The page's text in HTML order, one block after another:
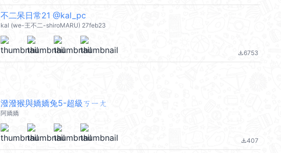
不二呆日常21 @kal_pc
kal (we-王不二-shiroMARU) 27feb23
file_download6753
潑潑猴與嬌嬌兔5-超級ㄎㄧㄤ
阿嬌嬌
file_download407